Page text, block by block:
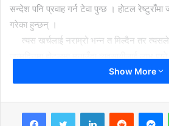
सन्देश पनि प्रवाह गर्न टेवा पुग्छ । होटल
गरेका हुन्छन् ।
त्यस खर्चलाई नराम्रो भन्न त मिल्दैन तर
जन्मदिनमा होटलमा मनाउँदा व्यवसायीलाई लाभ
तर अझै सामाजिक काम गर्दा यसले सामाजिक
जन्मदिनमा लोप हुन लागेका स्थानीय गाईलाई आहारा
शैक्षिक सामग्री सहयोग गर्ने गर्दा समाजलाई
Show More